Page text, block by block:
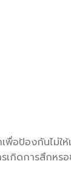
พื่อป้องกันไม่ใ
เกิดการสึกหร